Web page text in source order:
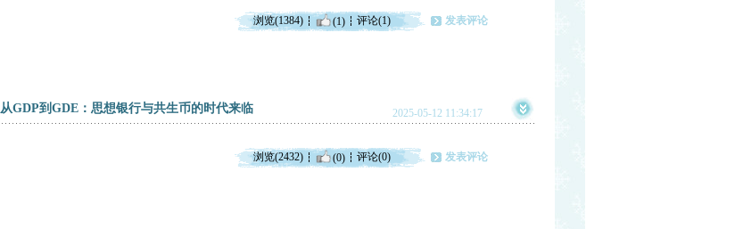
浏览(1384) (1) 评论(1) 发表评论
从GDP到GDE：思想银行与共生币的时代来临 2025-05-12 11:34:17
浏览(2432) (0) 评论(0) 发表评论